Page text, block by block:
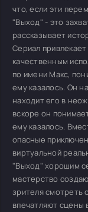
что, если эти
"Выход" - это
рассказывает
Сериал
качественным
по имени Макс,
ему казалось. Он
находит его в
вскоре он
ему казалось.
опасные
виртуальной
"Выход" хорошим
мастерство
зрителя смотреть
впечатляют сцены